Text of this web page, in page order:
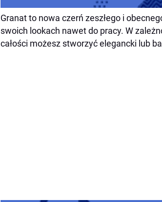
Granat to nowa czerń zeszłego i
swoich lookach nawet do pracy. W
całości możesz stworzyć elegancki lub